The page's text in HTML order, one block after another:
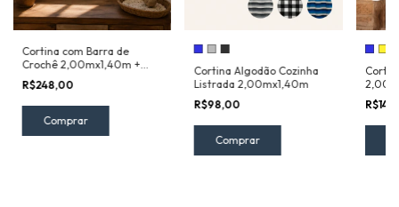
Cortina com Barra de
Crochê 2,00mx1,40m +
Bandô + Prendedor
R$248,00
Cortina Algodão Cozinha
Listrada 2,00mx1,40m
R$98,00
Comprar